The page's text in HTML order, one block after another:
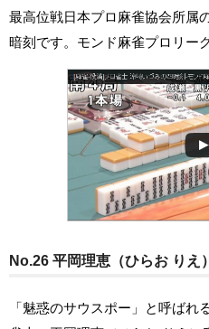
最高位戦日本プロ麻雀協会所属
暗刻です。モンド麻雀プロリー
No.26 平岡理恵（ひらお りえ
「魅惑のサウスポー」と呼ば